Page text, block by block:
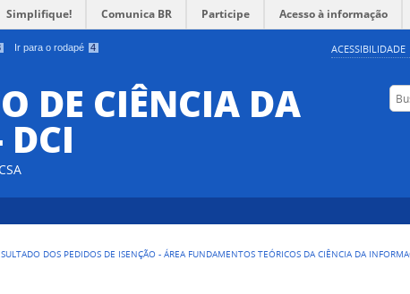
Ir para o rodapé 4 ACESSIBILIDADE
Simplifique! Comunica BR Participe Acesso à informação
DE CIÊNCIA DA
DOS PEDIDOS DE ISENÇÃO - ÁREA FUNDAMENTOS TEÓRICOS DA CIÊNCIA DA